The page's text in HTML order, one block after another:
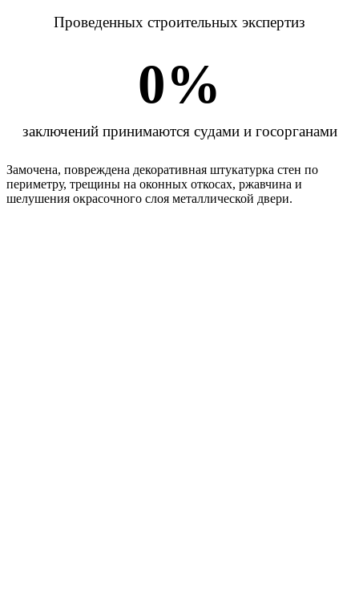
Проведенных строительных экспертиз
0%
заключений принимаются судами и госорганами
Замочена, повреждена декоративная штукатурка стен по
периметру, трещины на оконных откосах, ржавчина и
шелушения окрасочного слоя металлической двери.